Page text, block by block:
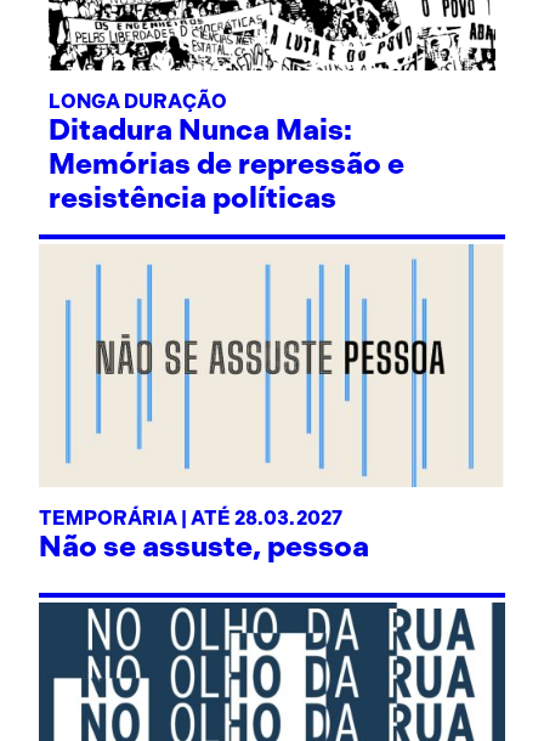
LONGA DURAÇÃO
Ditadura Nunca Mais:
Memórias de repressão e
resistência políticas
TEMPORÁRIA | ATÉ 28.03.2027
Não se assuste, pessoa